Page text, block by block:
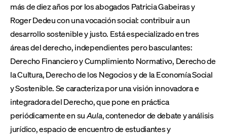
más de diez años por los abogados Patricia Gabeiras y
Roger Dedeu con una vocación social: contribuir a un
desarrollo sostenible y justo. Está especializado en tres
áreas del derecho, independientes pero basculantes:
Derecho Financiero y Cumplimiento Normativo, Derecho de
la Cultura, Derecho de los Negocios y de la Economía Social
y Sostenible. Se caracteriza por una visión innovadora e
integradora del Derecho, que pone en práctica
periódicamente en suAula, contenedor de debate y análisis
jurídico, espacio de encuentro de estudiantes y